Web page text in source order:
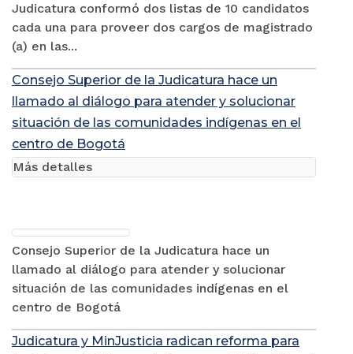
Judicatura conformó dos listas de 10 candidatos
cada una para proveer dos cargos de magistrado
(a) en las...
Consejo Superior de la Judicatura hace un
llamado al diálogo para atender y solucionar
situación de las comunidades indígenas en el
centro de Bogotá
Consejo Superior de la Judicatura hace un
llamado al diálogo para atender y solucionar
situación de las comunidades indígenas en el
centro de Bogotá
Más detalles
Judicatura y MinJusticia radican reforma para